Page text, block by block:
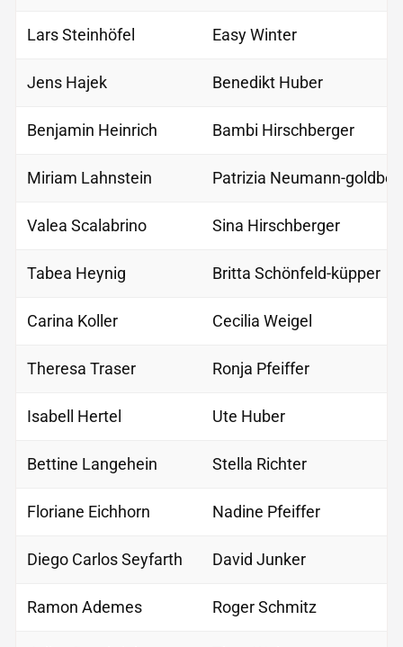
Lars Steinhöfel Easy Winter
Jens Hajek Benedikt Huber
Benjamin Heinrich Bambi Hirschberger
Miriam Lahnstein Patrizia Neumann-
Valea Scalabrino Sina Hirschberger
Tabea Heynig Britta Schönfeld-küpper
Carina Koller Cecilia Weigel
Theresa Traser Ronja Pfeiffer
Isabell Hertel Ute Huber
Bettine Langehein Stella Richter
Floriane Eichhorn Nadine Pfeiffer
Diego Carlos Seyfarth David Junker
Ramon Ademes Roger Schmitz